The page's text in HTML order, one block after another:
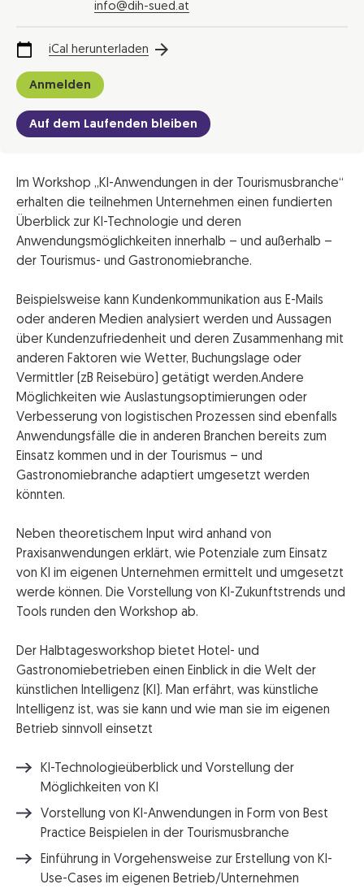
info@dih-sued.at
iCal herunterladen
Anmelden
Auf dem Laufenden bleiben
Im Workshop „KI-Anwendungen in der Tourismusbranche“
erhalten die teilnehmen Unternehmen einen fundierten
Überblick zur KI-Technologie und deren
Anwendungsmöglichkeiten innerhalb – und außerhalb –
der Tourismus- und Gastronomiebranche.
Beispielsweise kann Kundenkommunikation aus E-Mails
oder anderen Medien analysiert werden und Aussagen
über Kundenzufriedenheit und deren Zusammenhang mit
anderen Faktoren wie Wetter, Buchungslage oder
Vermittler (zB Reisebüro) getätigt werden.Andere
Möglichkeiten wie Auslastungsoptimierungen oder
Verbesserung von logistischen Prozessen sind ebenfalls
Anwendungsfälle die in anderen Branchen bereits zum
Einsatz kommen und in der Tourismus – und
Gastronomiebranche adaptiert umgesetzt werden
könnten.
Neben theoretischem Input wird anhand von
Praxisanwendungen erklärt, wie Potenziale zum Einsatz
von KI im eigenen Unternehmen ermittelt und umgesetzt
werde können. Die Vorstellung von KI-Zukunftstrends und
Tools runden den Workshop ab.
Der Halbtagesworkshop bietet Hotel- und
Gastronomiebetrieben einen Einblick in die Welt der
künstlichen Intelligenz (KI). Man erfährt, was künstliche
Intelligenz ist, was sie kann und wie man sie im eigenen
Betrieb sinnvoll einsetzt
KI-Technologieüberblick und Vorstellung der
Möglichkeiten von KI
Vorstellung von KI-Anwendungen in Form von Best
Practice Beispielen in der Tourismusbranche
Einführung in Vorgehensweise zur Erstellung von KI-
Use-Cases im eigenen Betrieb/Unternehmen